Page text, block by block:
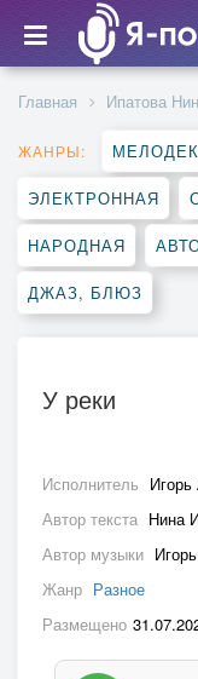
Главная Ипатова
ЖАНРЫ:
ЭЛЕКТРОННАЯ
НАРОДНАЯ
ДЖАЗ, БЛЮЗ
У реки
Исполнитель
Автор текста Нина
Автор музыки
Жанр Разное
Размещено